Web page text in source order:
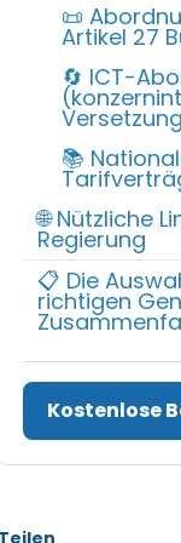
📜
Artikel 27
🔄 ICT-
📚
🌐 Nützliche
Regierung
📋 Die
richtigen
Kostenlose